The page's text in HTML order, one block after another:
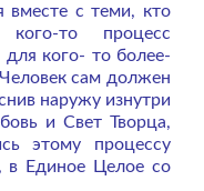
вместе с теми, кто
то процесс
кого- то более-
сам должен
наружу изнутри
и Свет Творца,
этому процессу
в Единое Целое со